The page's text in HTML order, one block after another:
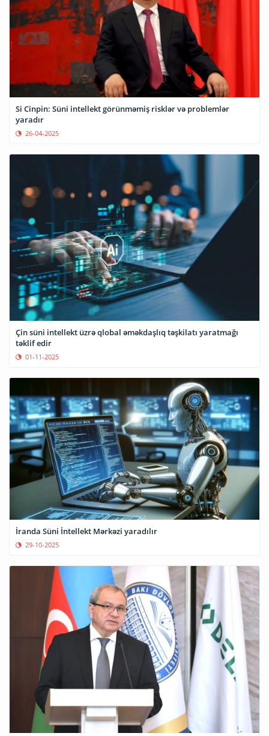
Si Cinpin: Süni intellekt görünməmiş risklər və problemlər
yaradır
26-04-2025
Çin süni intellekt üzrə qlobal əməkdaşlıq təşkilatı yaratmağı
təklif edir
01-11-2025
İranda Süni İntellekt Mərkəzi yaradılır
29-10-2025